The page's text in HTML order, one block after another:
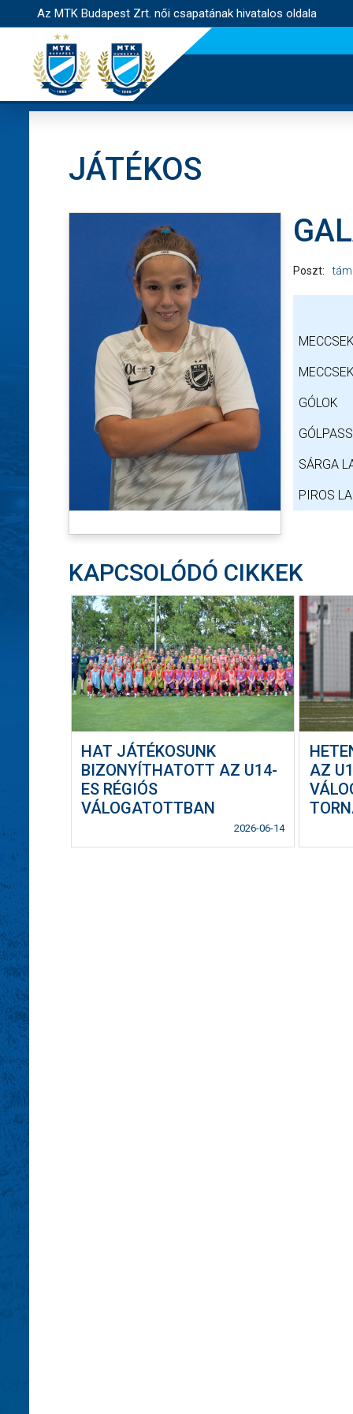
Az MTK Budapest Zrt. női csapatának hivatalos oldala
JÁTÉKOS
Poszt:
GÓLOK
SÁRGA
PIROS
KAPCSOLÓDÓ CIKKEK
HAT JÁTÉKOSUNK
BIZONYÍTHATOTT AZ U14-
ES RÉGIÓS
VÁLOGATOTTBAN
2026-06-14
AZ